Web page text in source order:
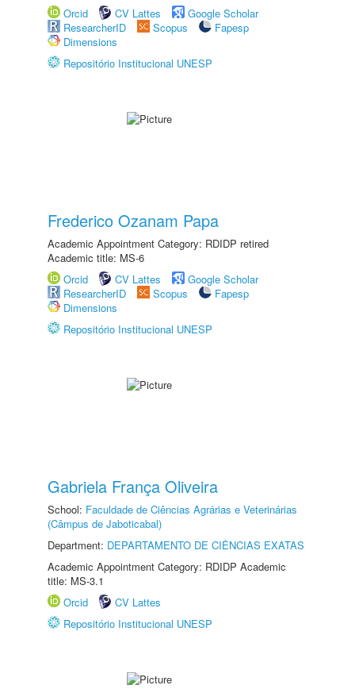
Orcid
CV Lattes
Google Scholar
ResearcherID
Scopus
Fapesp
Dimensions
Repositório Institucional UNESP
Frederico Ozanam Papa
Academic Appointment Category: RDIDP retired
Academic title: MS-6
Orcid
CV Lattes
Google Scholar
ResearcherID
Scopus
Fapesp
Dimensions
Repositório Institucional UNESP
Gabriela França Oliveira
School: Faculdade de Ciências Agrárias e Veterinárias
(Câmpus de Jaboticabal)
Department: DEPARTAMENTO DE CIÊNCIAS EXATAS
Academic Appointment Category: RDIDP Academic
title: MS-3.1
Orcid
CV Lattes
Repositório Institucional UNESP